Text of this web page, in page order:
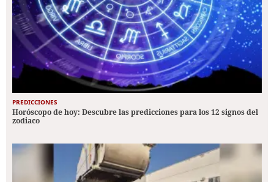
PREDICCIONES
Horóscopo de hoy: Descubre las predicciones para los 12 signos del
zodiaco